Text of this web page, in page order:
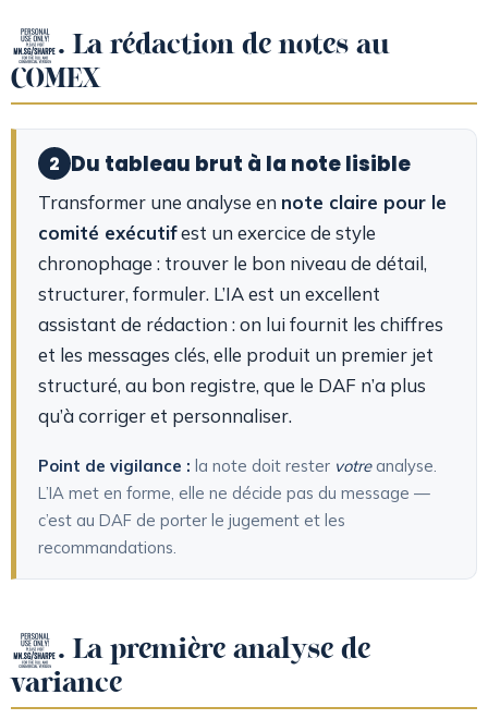
2. La rédaction de notes au
COMEX
2 Du tableau brut à la note lisible
Transformer une analyse en note claire pour le
comité exécutifest un exercice de style
chronophage : trouver le bon niveau de détail,
structurer, formuler. L’IA est un excellent
assistant de rédaction : on lui fournit les chiffres
et les messages clés, elle produit un premier jet
structuré, au bon registre, que le DAF n’a plus
qu’à corriger et personnaliser.
Point de vigilance : la note doit rester votreanalyse.
L’IA met en forme, elle ne décide pas du message —
c’est au DAF de porter le jugement et les
recommandations.
3. La première analyse de
variance